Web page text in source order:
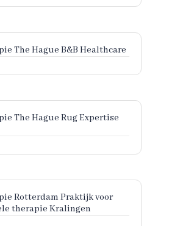
The Hague B&B Healthcare
The Hague Rug Expertise
Rotterdam Praktijk voor
therapie Kralingen